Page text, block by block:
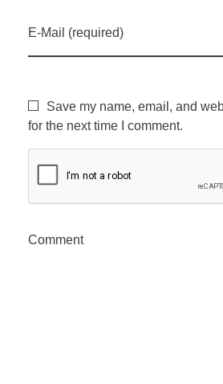
E-Mail (required)
Save my name, email, and
for the next time I comment.
Comment